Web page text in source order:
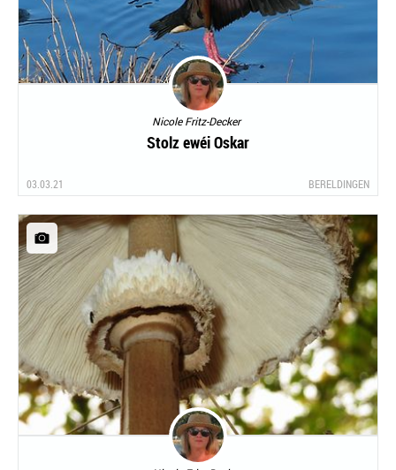
Nicole Fritz-Decker
Stolz ewéi Oskar
03.03.21 BERELDINGEN